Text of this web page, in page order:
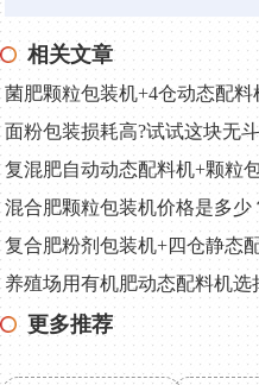
相关文章
菌肥颗粒包装机+4仓动态配料
面粉包装损耗高?试试这块无
复混肥自动动态配料机+颗粒
混合肥颗粒包装机价格是多少
复合肥粉剂包装机+四仓静态
养殖场用有机肥动态配料机选
更多推荐